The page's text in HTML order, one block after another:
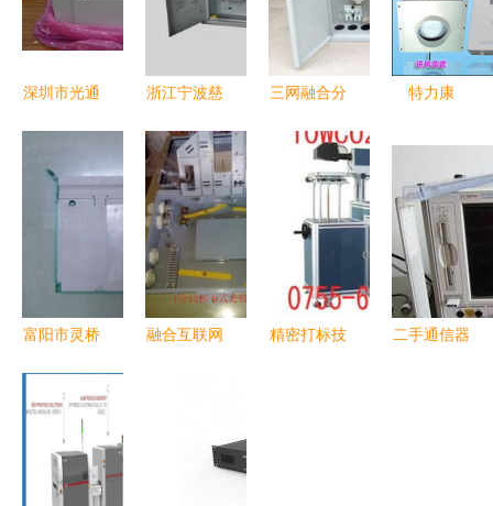
深圳市光通
与可靠厂家
浙江宁波慈
信设备厂销
售部产品报
价与图片服
务介绍
三网融合分
市天维通信
设备厂的高
品质解决方
特力康
能减排设备
高效通讯设
备与绿色未
来的完美结
合
富阳市灵桥
器材厂线盘
产品列表
融合互联网
城区集团大
精密打标技
二手通信器